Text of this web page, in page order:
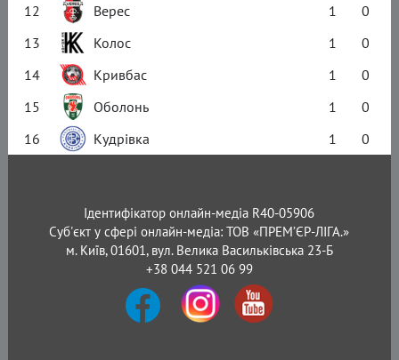
12
Верес 1
0
13
Колос 1
0
14
Кривбас 1
0
15
Оболонь 1
0
16
Кудрівка 1 0
Ідентифікатор онлайн-медіа R40-05906
Суб'єкт у сфері онлайн-медіа: ТОВ «ПРЕМ’ЄР-ЛІГА.»
м. Київ, 01601, вул. Велика Васильківська 23-Б
+38 044 521 06 99